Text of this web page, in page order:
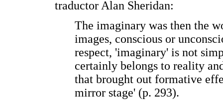
traductor Alan Sheridan:
The imaginary was then the
images, conscious or
respect, 'imaginary' is not
certainly belongs to reality
that brought out formative
mirror stage' (p. 293).